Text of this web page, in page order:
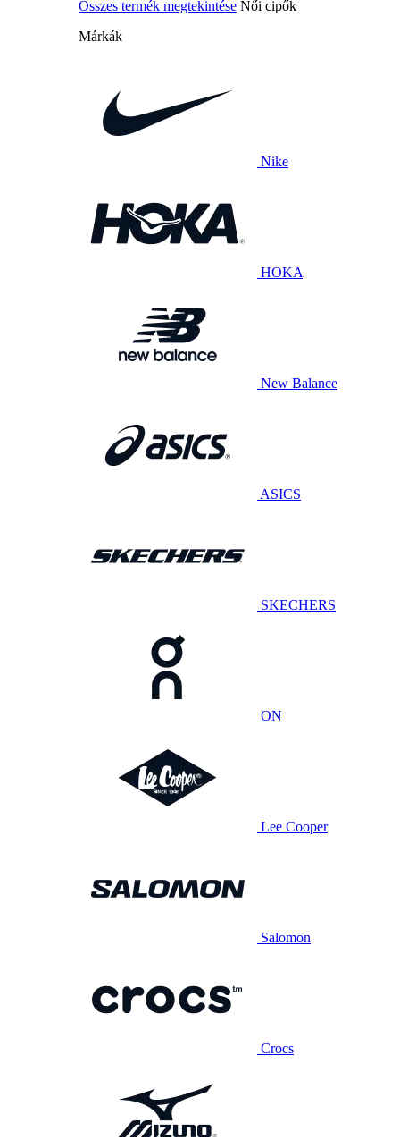
Összes termék megtekintése Női cipők
Márkák
Nike
HOKA
New Balance
ASICS
SKECHERS
ON
Lee Cooper
Salomon
Crocs